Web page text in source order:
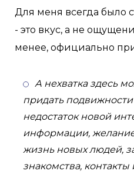
Для меня всегда было
- это вкус, а не
менее, официально
А нехватка здесь
придать
недостаток новой
информации,
жизнь новых людей,
знакомства,